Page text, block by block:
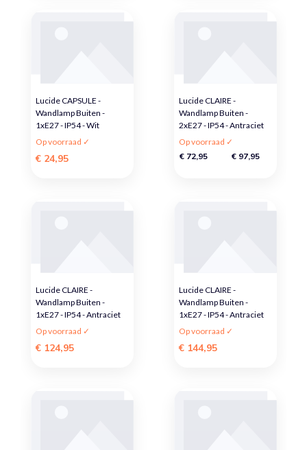
Lucide CAPSULE -
Wandlamp Buiten -
1xE27 - IP54 - Wit
Op voorraad ✓
€ 24,95
Lucide CLAIRE -
Wandlamp Buiten -
2xE27 - IP54 - Antraciet
Op voorraad ✓
€ 72,95 € 97,95
Lucide CLAIRE -
Wandlamp Buiten -
1xE27 - IP54 - Antraciet
Op voorraad ✓
€ 124,95
Lucide CLAIRE -
Wandlamp Buiten -
1xE27 - IP54 - Antraciet
Op voorraad ✓
€ 144,95